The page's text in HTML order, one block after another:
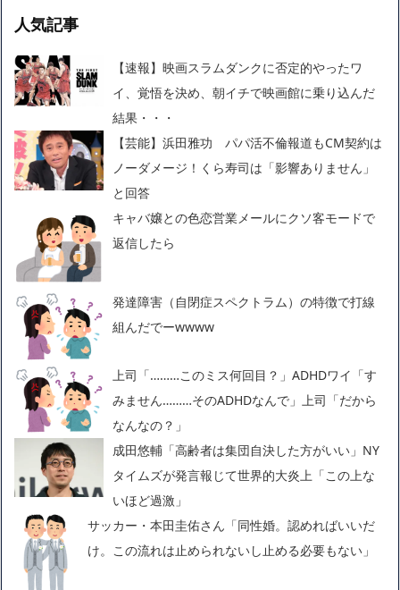
人気記事
【速報】映画スラムダンクに否定的やったワ
イ、覚悟を決め、朝イチで映画館に乗り込んだ
結果・・・
【芸能】浜田雅功 パパ活不倫報道もCM契約は
ノーダメージ！くら寿司は「影響ありません」
と回答
キャバ嬢との色恋営業メールにクソ客モードで
返信したら
発達障害（自閉症スペクトラム）の特徴で打線
組んだでーwwww
上司「………このミス何回目？」ADHDワイ「す
みません………そのADHDなんで」上司「だから
なんなの？」
成田悠輔「高齢者は集団自決した方がいい」NY
タイムズが発言報じて世界的大炎上「この上な
いほど過激」
サッカー・本田圭佑さん「同性婚。認めればいいだ
け。この流れは止められないし止める必要もない」